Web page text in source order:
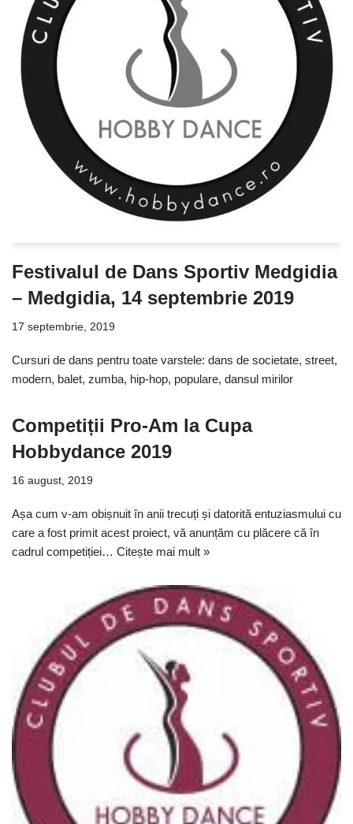
Festivalul de Dans Sportiv Medgidia
– Medgidia, 14 septembrie 2019
17 septembrie, 2019
Cursuri de dans pentru toate varstele: dans de societate, street,
modern, balet, zumba, hip-hop, populare, dansul mirilor
Competiții Pro-Am la Cupa
Hobbydance 2019
16 august, 2019
Așa cum v-am obișnuit în anii trecuți și datorită entuziasmului cu
care a fost primit acest proiect, vă anunțăm cu plăcere că în
cadrul competiției… Citește mai mult »